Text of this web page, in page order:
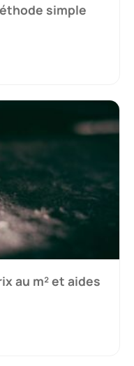
simple
au m² et aides